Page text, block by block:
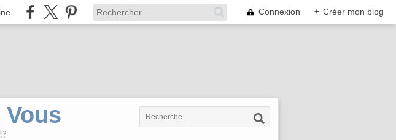
Connexion + Créer mon blog